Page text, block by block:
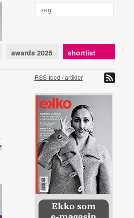
awards 2025 shortlist
RSS-feed / artikler